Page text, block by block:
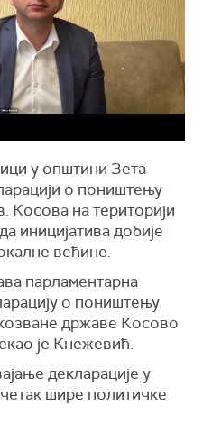
у општини Зета
о поништењу
Косова на територији
иницијатива добије
већине.
парламентарна
о поништењу
државе Косово
је Кнежевић.
декларације у
шире политичке